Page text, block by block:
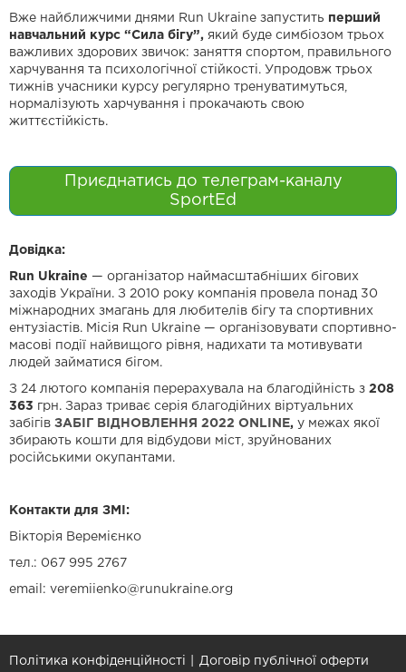
Вже найближчими днями Run Ukraine запустить
перший
навчальний курс “Сила бігу”, який буде симбіозом трьох
важливих здорових звичок: заняття спортом, правильного
харчування та психологічної стійкості. Упродовж трьох
тижнів учасники курсу регулярно тренуватимуться,
нормалізують харчування і прокачають свою
життєстійкість.
Приєднатись до телеграм-каналу
SportEd
Довідка:
Run Ukraine — організатор наймасштабніших бігових
заходів України. З 2010 року компанія провела понад 30
міжнародних змагань для любителів бігу та спортивних
ентузіастів. Місія Run Ukraine — організовувати спортивно-
масові події найвищого рівня, надихати та мотивувати
людей займатися бігом.
З 24 лютого компанія перерахувала на благодійність з 208
363 грн. Зараз триває серія благодійних віртуальних
забігів ЗАБІГ ВІДНОВЛЕННЯ 2022 ONLINE, у межах якої
збирають кошти для відбудови міст, зруйнованих
російськими окупантами.
Контакти для ЗМІ:
Вікторія Веремієнко
тел.: 067 995 2767
email: veremiienko@runukraine.org
Політика конфіденційності Договір публічної оферти